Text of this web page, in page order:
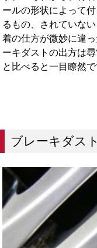
ールの形状によって
るもの、されていな
着の仕方が微妙に違
ーキダストの出方は
と比べると一目瞭然で
ブレーキダス